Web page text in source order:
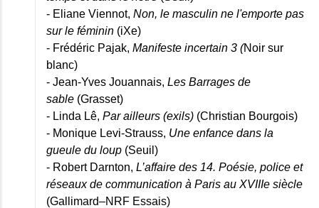
- Eliane Viennot, Non, le masculin ne l'emporte pas
sur le féminin (iXe)
- Frédéric Pajak, Manifeste incertain 3 (Noir sur
blanc)
- Jean-Yves Jouannais, Les Barrages de
sable (Grasset)
- Linda Lê, Par ailleurs (exils) (Christian Bourgois)
- Monique Levi-Strauss, Une enfance dans la
gueule du loup (Seuil)
- Robert Darnton, L’affaire des 14. Poésie, police et
réseaux de communication à Paris au XVIIIe siècle
(Gallimard–NRF Essais)